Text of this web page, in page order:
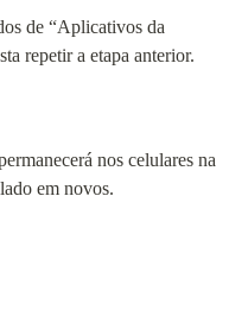
de “Aplicativos da
repetir a etapa anterior.
nos celulares na
em novos.